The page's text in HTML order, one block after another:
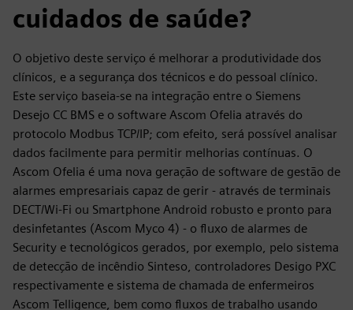
cuidados de saúde?
O objetivo deste serviço é melhorar a produtividade dos
clínicos, e a segurança dos técnicos e do pessoal clínico.
Este serviço baseia-se na integração entre o Siemens
Desejo CC BMS e o software Ascom Ofelia através do
protocolo Modbus TCP/IP; com efeito, será possível analisar
dados facilmente para permitir melhorias contínuas. O
Ascom Ofelia é uma nova geração de software de gestão de
alarmes empresariais capaz de gerir - através de terminais
DECT/Wi-Fi ou Smartphone Android robusto e pronto para
desinfetantes (Ascom Myco 4) - o fluxo de alarmes de
Security e tecnológicos gerados, por exemplo, pelo sistema
de detecção de incêndio Sinteso, controladores Desigo PXC
respectivamente e sistema de chamada de enfermeiros
Ascom Telligence, bem como fluxos de trabalho usando